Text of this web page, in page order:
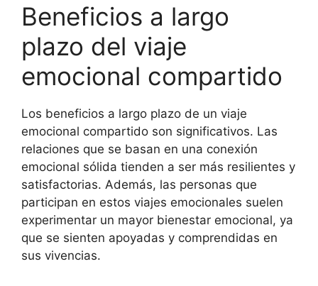
Beneficios a largo
plazo del viaje
emocional compartido
Los beneficios a largo plazo de un viaje
emocional compartido son significativos. Las
relaciones que se basan en una conexión
emocional sólida tienden a ser más resilientes y
satisfactorias. Además, las personas que
participan en estos viajes emocionales suelen
experimentar un mayor bienestar emocional, ya
que se sienten apoyadas y comprendidas en
sus vivencias.